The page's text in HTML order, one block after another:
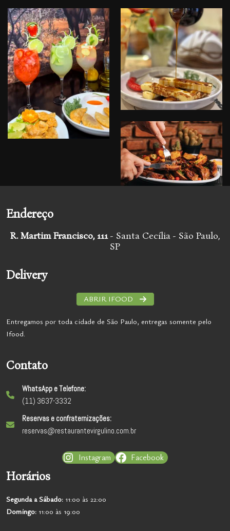
Endereço
R. Martim Francisco, 111- Santa Cecília - São Paulo,
SP
Delivery
ABRIR IFOOD
Entregamos por toda cidade de São Paulo, entregas somente pelo
Ifood.
Contato
WhatsApp e Telefone:
(11) 3637-3332
Reservas e confraternizações:
reservas@restaurantevirgulino.com.br
Instagram Facebook
Horários
Segunda aSábado: 11:00 às 22:00
Domingo: 11:00 às 19:00